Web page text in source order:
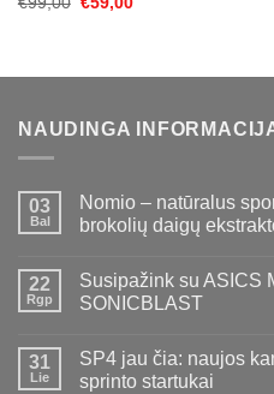
price
NAUDINGA
03
Bal
Nomio – natūralus
brokolių daigų
22
Rgp
Susipažink su ASICS
SONICBLAST
31
Lie
SP4 jau čia: naujos
sprinto startukai